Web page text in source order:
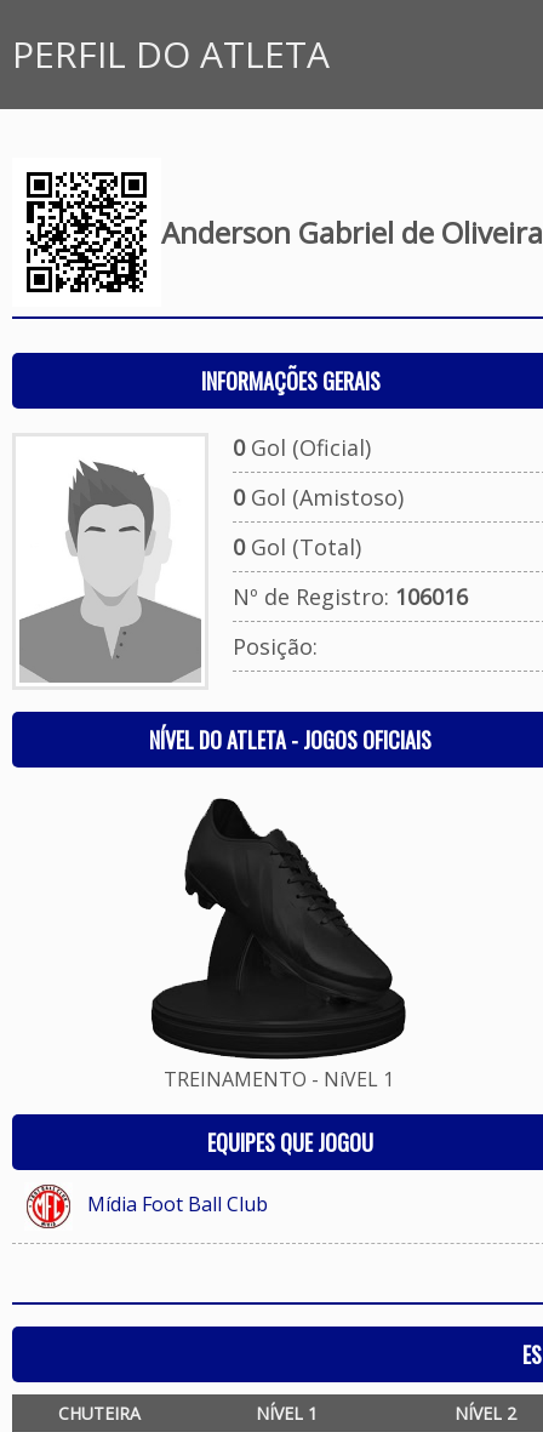
PERFIL DO ATLETA
Anderson Gabriel de
INFORMAÇÕES GERAIS
0Gol (Oficial)
0Gol (Amistoso)
0Gol (Total)
Nº de Registro: 106016
Posição:
NÍVEL DO ATLETA - JOGOS OFICIAIS
TREINAMENTO - NíVEL 1
EQUIPES QUE JOGOU
Mídia Foot Ball Club
CHUTEIRA NÍVEL 1 NÍVEL 2